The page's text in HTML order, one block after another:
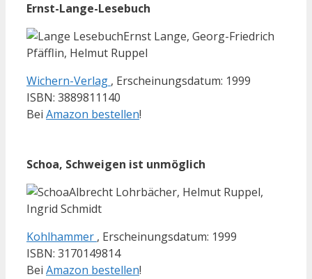
Ernst-Lange-Lesebuch
Ernst Lange, Georg-Friedrich
Pfäfflin, Helmut Ruppel
Wichern-Verlag , Erscheinungsdatum: 1999
ISBN: 3889811140
Bei Amazon bestellen!
Schoa, Schweigen ist unmöglich
Albrecht Lohrbächer, Helmut Ruppel,
Ingrid Schmidt
Kohlhammer , Erscheinungsdatum: 1999
ISBN: 3170149814
Bei Amazon bestellen!